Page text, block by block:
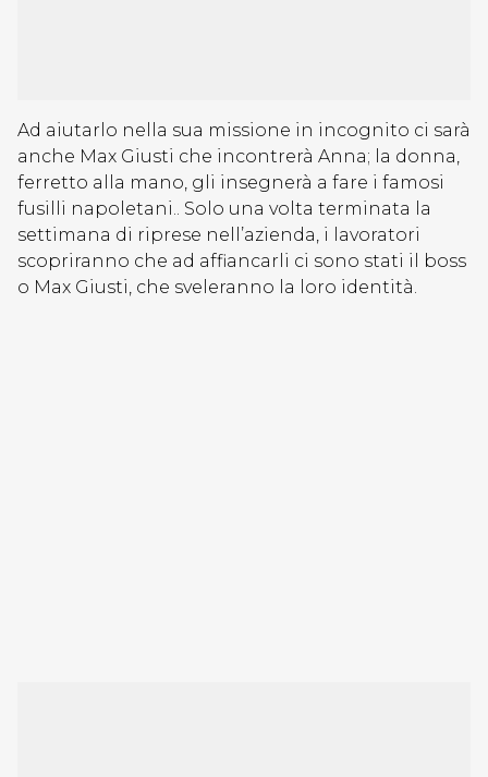
Ad aiutarlo nella sua missione in incognito ci sarà
anche Max Giusti che incontrerà Anna; la donna,
ferretto alla mano, gli insegnerà a fare i famosi
fusilli napoletani.. Solo una volta terminata la
settimana di riprese nell’azienda, i lavoratori
scopriranno che ad affiancarli ci sono stati il boss
o Max Giusti, che sveleranno la loro identità.